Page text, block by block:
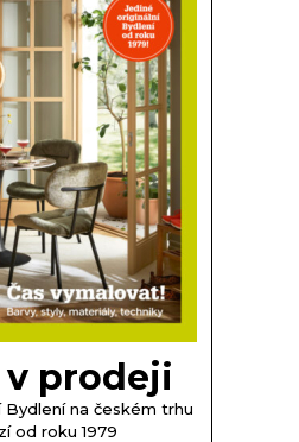
v prodeji
Bydlení na českém trhu
od roku 1979